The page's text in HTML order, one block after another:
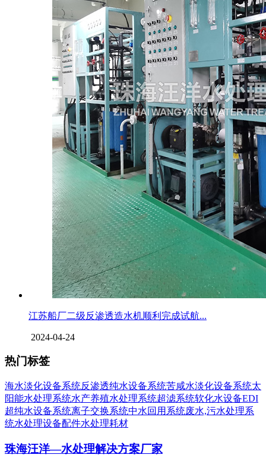
江苏船厂二级反渗透造水机顺利完成试航...
2024-04-24
热门标签
海水淡化设备系统反渗透纯水设备系统苦咸水淡化设备系统太
阳能水处理系统水产养殖水处理系统超滤系统软化水设备EDI
超纯水设备系统离子交换系统中水回用系统废水,污水处理系
统水处理设备配件水处理耗材
珠海汪洋—水处理解决方案厂家